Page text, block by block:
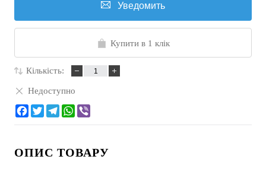
Уведомить
Купити в 1 клік
Кількість:
Недоступно
ОПИС ТОВАРУ